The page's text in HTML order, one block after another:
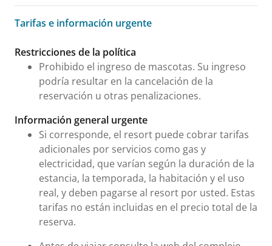
Tarifas e información urgente
Tarifas e información urgente
Restricciones de la política
Prohibido el ingreso de mascotas. Su ingreso
podría resultar en la cancelación de la
reservación u otras penalizaciones.
Información general urgente
Si corresponde, el resort puede cobrar tarifas
adicionales por servicios como gas y
electricidad, que varían según la duración de la
estancia, la temporada, la habitación y el uso
real, y deben pagarse al resort por usted. Estas
tarifas no están incluidas en el precio total de la
reserva.